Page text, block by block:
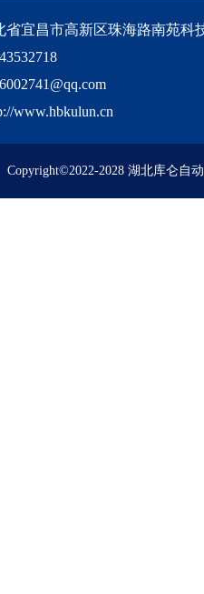
省宜昌市高新区珠海路南苑科
www.hbkulun.cn
Copyright©2022-2028 湖北库仑自